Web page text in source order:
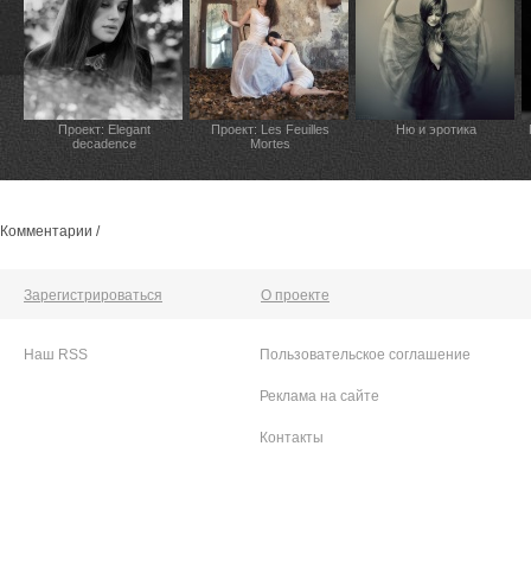
Проект: Elegant
decadence
Проект: Les Feuilles
Mortes
Ню и эротика
Комментарии /
Зарегистрироваться О проекте
Наш RSS Пользовательское соглашение
Реклама на сайте
Контакты